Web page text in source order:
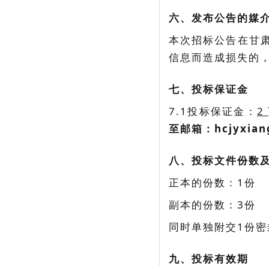
六、发布公告的媒
本次招标公告在甘
信息而造成损失的
七、投标保证金
7.1投标保证金： 2
至邮箱：
八、投标文件份数
正本的份数：1份
副本的份数：3份
同时单独附交1份
九、投标有效期